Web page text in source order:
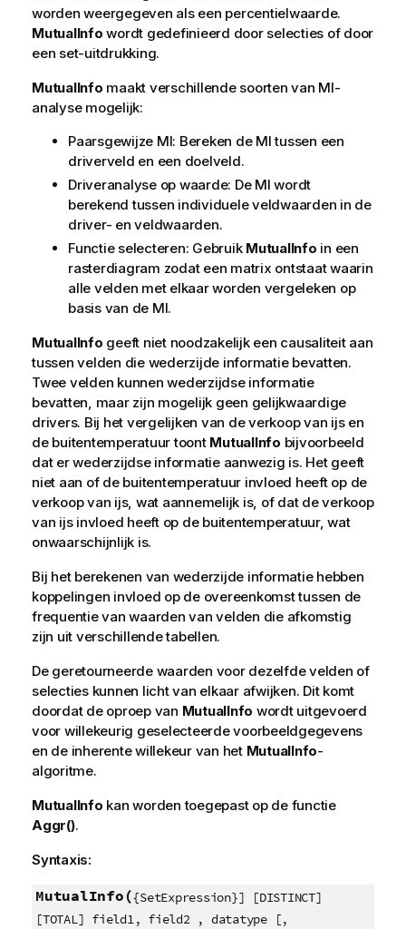
worden weergegeven als een percentielwaarde.
MutualInfo wordt gedefinieerd door selecties of door
een set-uitdrukking.
MutualInfo maakt verschillende soorten van MI-
analyse mogelijk:
Paarsgewijze MI: Bereken de MI tussen een
driverveld en een doelveld.
Driveranalyse op waarde: De MI wordt
berekend tussen individuele veldwaarden in de
driver- en veldwaarden.
Functie selecteren: Gebruik MutualInfo in een
rasterdiagram zodat een matrix ontstaat waarin
alle velden met elkaar worden vergeleken op
basis van de MI.
MutualInfo geeft niet noodzakelijk een causaliteit aan
tussen velden die wederzijde informatie bevatten.
Twee velden kunnen wederzijdse informatie
bevatten, maar zijn mogelijk geen gelijkwaardige
drivers. Bij het vergelijken van de verkoop van ijs en
de buitentemperatuur toont MutualInfo bijvoorbeeld
dat er wederzijdse informatie aanwezig is. Het geeft
niet aan of de buitentemperatuur invloed heeft op de
verkoop van ijs, wat aannemelijk is, of dat de verkoop
van ijs invloed heeft op de buitentemperatuur, wat
onwaarschijnlijk is.
Bij het berekenen van wederzijde informatie hebben
koppelingen invloed op de overeenkomst tussen de
frequentie van waarden van velden die afkomstig
zijn uit verschillende tabellen.
De geretourneerde waarden voor dezelfde velden of
selecties kunnen licht van elkaar afwijken. Dit komt
doordat de oproep van MutualInfo wordt uitgevoerd
voor willekeurig geselecteerde voorbeeldgegevens
en de inherente willekeur van het MutualInfo-
algoritme.
MutualInfo kan worden toegepast op de functie
Aggr().
Syntaxis:
MutualInfo({SetExpression}] [DISTINCT]
[TOTAL] field1, field2 , datatype [,